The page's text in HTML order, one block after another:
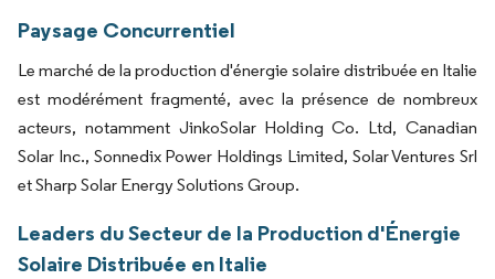
Paysage Concurrentiel
Le marché de la production d'énergie solaire distribuée en Italie
est modérément fragmenté, avec la présence de nombreux
acteurs, notamment JinkoSolar Holding Co. Ltd, Canadian
Solar Inc., Sonnedix Power Holdings Limited, Solar Ventures Srl
et Sharp Solar Energy Solutions Group.
Leaders du Secteur de la Production d'Énergie
Solaire Distribuée en Italie